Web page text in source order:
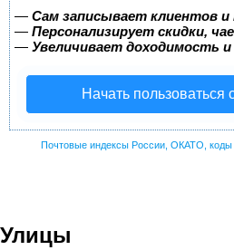
— Сам записывает клиентов
— Персонализирует скидки,
— Увеличивает доходимость
Начать пользоваться
Почтовые индексы России, ОКАТО,
Улицы